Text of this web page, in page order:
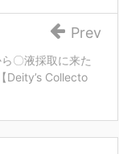
〇液採取に来た
Deity’s Collecto
Prev